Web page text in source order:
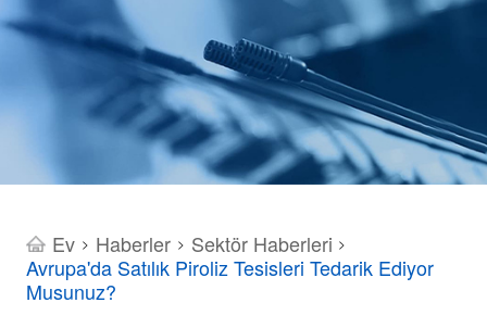
Ev> Haberler> Sektör Haberleri >
Avrupa'da Satılık Piroliz Tesisleri Tedarik Ediyor
Musunuz?